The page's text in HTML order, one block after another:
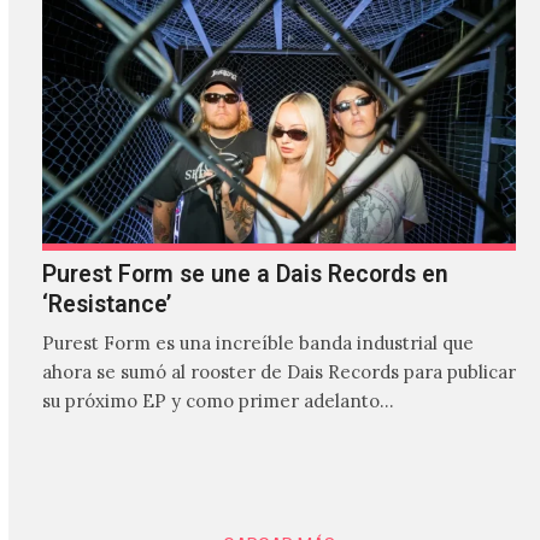
Purest Form se une a Dais Records en
‘Resistance’
Purest Form es una increíble banda industrial que
ahora se sumó al rooster de Dais Records para publicar
su próximo EP y como primer adelanto…